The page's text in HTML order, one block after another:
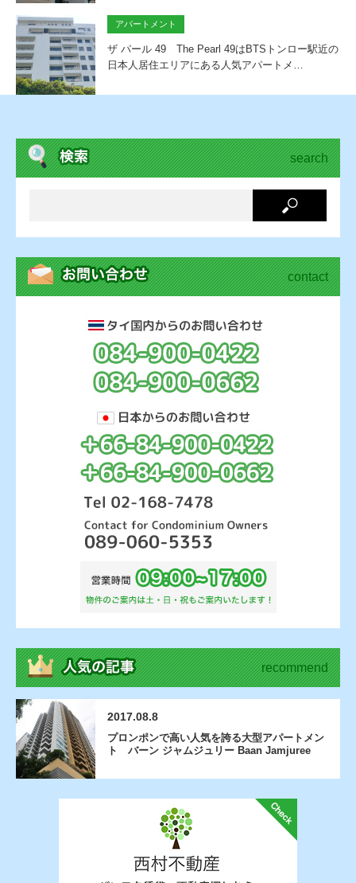
アパートメント
ザ パール 49 The Pearl 49はBTSトンロー駅近の
日本人居住エリアにある人気アパートメ…
search
contact
recommend
2017.08.8
プロンポンで高い人気を誇る大型アパートメン
ト バーン ジャムジュリー Baan Jamjuree